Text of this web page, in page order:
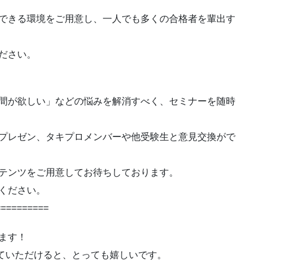
きる環境をご用意し、一人でも多くの合格者を輩出す
さい。
が欲しい」などの悩みを解消すべく、セミナーを随時
レゼン、タキプロメンバーや他受験生と意見交換がで
ツをご用意してお待ちしております。
ださい。
す！
ただけると、とっても嬉しいです。